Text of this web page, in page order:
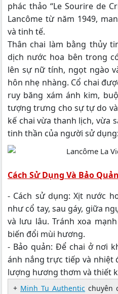
phác thảo “Le Sourire de
Lancôme từ năm 1949,
và tinh tế.
Thân chai làm bằng thủy
dịch nước hoa bên trong
lên sự nữ tính, ngọt ngào
hôn nhẹ nhàng. Cổ chai
ruy băng xám ánh kim,
tượng trưng cho sự tự do
kế chai vừa thanh lịch, vừa
tinh thần của người sử
Cách Sử Dụng Và Bảo Quản
- Cách sử dụng: Xịt nước
như cổ tay, sau gáy, giữa
và lưu lâu. Tránh xoa
biến đổi mùi hương.
- Bảo quản: Để chai ở nơi
ánh nắng trực tiếp và nhiệt
lượng hương thơm và thiết
+ Minh Tu Authentic chuyên